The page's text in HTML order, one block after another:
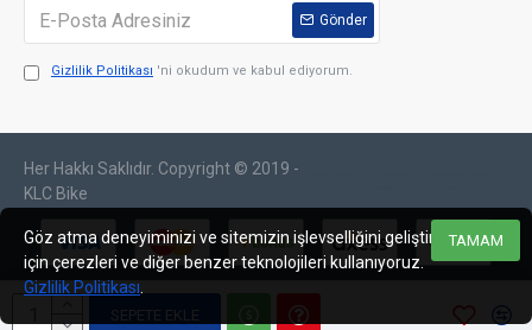
SEPETE EKLE
Gönder
Gizlilik Politikası 'ni okudum ve kabul ediyorum.
Her Hakkı Saklıdır. Copyright © 2019 -
KLC Bike
TAMAM
Göz atma deneyiminizi ve sitemizin işlevselliğini geliştirmek
için çerezleri ve diğer benzer teknolojileri kullanıyoruz.
Gizlilik Politikası